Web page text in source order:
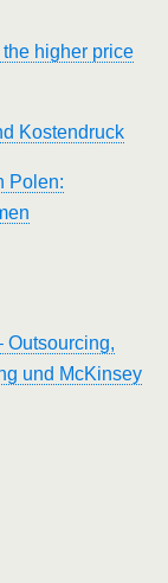
higher price
Kostendruck
Polen:
Outsourcing,
und McKinsey